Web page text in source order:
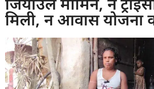
मिली, न आवास योजना